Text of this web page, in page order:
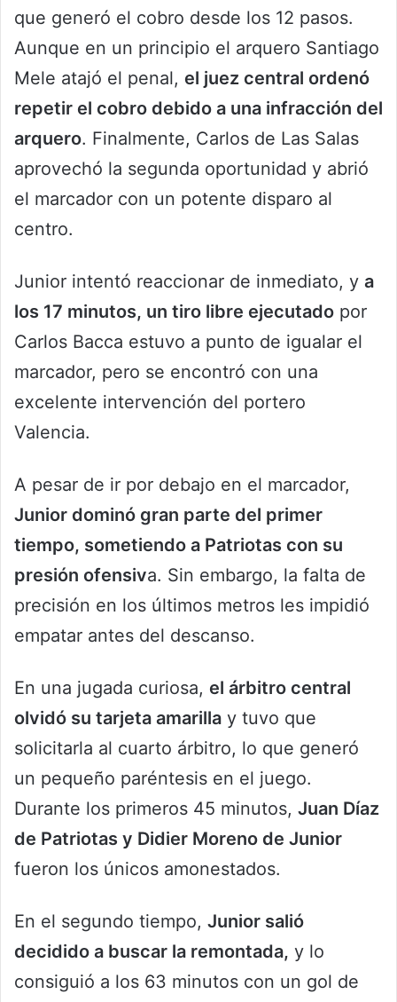
que generó el cobro desde los 12 pasos.
Aunque en un principio el arquero Santiago
Mele atajó el penal, el juez central ordenó
repetir el cobro debido a una infracción del
arquero. Finalmente, Carlos de Las Salas
aprovechó la segunda oportunidad y abrió
el marcador con un potente disparo al
centro.
Junior intentó reaccionar de inmediato, y a
los 17 minutos, un tiro libre ejecutado por
Carlos Bacca estuvo a punto de igualar el
marcador, pero se encontró con una
excelente intervención del portero
Valencia.
A pesar de ir por debajo en el marcador,
Junior dominó gran parte del primer
tiempo, sometiendo a Patriotas con su
presión ofensiva. Sin embargo, la falta de
precisión en los últimos metros les impidió
empatar antes del descanso.
En una jugada curiosa, el árbitro central
olvidó su tarjeta amarilla y tuvo que
solicitarla al cuarto árbitro, lo que generó
un pequeño paréntesis en el juego.
Durante los primeros 45 minutos, Juan Díaz
de Patriotas y Didier Moreno de Junior
fueron los únicos amonestados.
En el segundo tiempo, Junior salió
decidido a buscar la remontada, y lo
consiguió a los 63 minutos con un gol de